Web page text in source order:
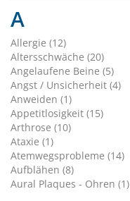
A
Allergie (12)
Altersschwäche (20)
Angelaufene Beine (5)
Angst / Unsicherheit (4)
Anweiden (1)
Appetitlosigkeit (15)
Arthrose (10)
Ataxie (1)
Atemwegsprobleme (14)
Aufblähen (8)
Aural Plaques - Ohren (1)